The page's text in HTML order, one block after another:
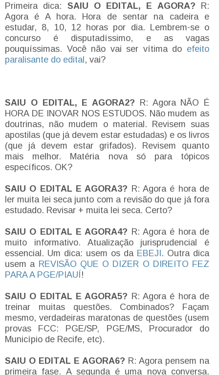
Primeira dica: SAIU O EDITAL, E AGORA? R:
Agora é A hora. Hora de sentar na cadeira e
estudar, 8, 10, 12 horas por dia. Lembrem-se o
concurso é disputadíssimo, e as vagas
pouquíssimas. Você não vai ser vítima do efeito
paralisante do edital, vai?
SAIU O EDITAL, E AGORA2? R: Agora NÃO É
HORA DE INOVAR NOS ESTUDOS. Não mudem as
doutrinas, não mudem o material. Revisem suas
apostilas (que já devem estar estudadas) e os livros
(que já devem estar grifados). Revisem quanto
mais melhor. Matéria nova só para tópicos
específicos. OK?
SAIU O EDITAL E AGORA3? R: Agora é hora de
ler muita lei seca junto com a revisão do que já fora
estudado. Revisar + muita lei seca. Certo?
SAIU O EDITAL E AGORA4? R: Agora é hora de
muito informativo. Atualização jurisprudencial é
essencial. Um dica: usem os da EBEJI. Outra dica
usem a REVISÃO QUE O DIZER O DIREITO FEZ
PARA A PGE/PIAUÍ !
SAIU O EDITAL E AGORA5? R: Agora é hora de
treinar muitas questões. Combinados? Façam
mesmo, verdadeiras maratonas de questões (usem
provas FCC: PGE/SP, PGE/MS, Procurador do
Município de Recife, etc).
SAIU O EDITAL E AGORA6? R: Agora pensem na
primeira fase. A segunda é uma nova conversa.